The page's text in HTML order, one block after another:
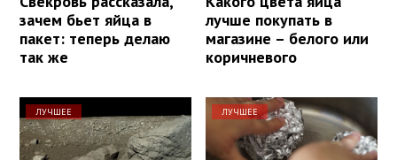
зачем бьет яйца в
пакет: теперь делаю
так же
лучше покупать в
магазине – белого или
коричневого
ЛУЧШЕЕ ЛУЧШЕЕ